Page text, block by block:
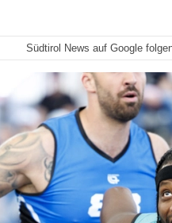
Südtirol News auf Google